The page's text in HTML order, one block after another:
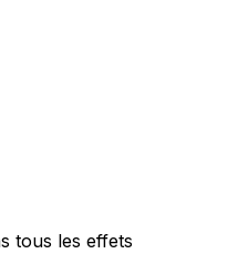
tous les effets